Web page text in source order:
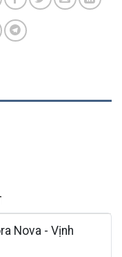
Nova - Vịnh